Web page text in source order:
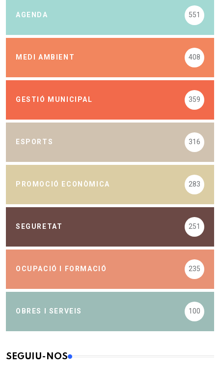
AGENDA 551
MEDI AMBIENT 408
GESTIÓ MUNICIPAL 359
ESPORTS 316
PROMOCIÓ ECONÒMICA 283
SEGURETAT 251
OCUPACIÓ I FORMACIÓ 235
OBRES I SERVEIS 100
SEGUIU-NOS